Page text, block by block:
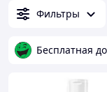
Фильтры
Бесплатная